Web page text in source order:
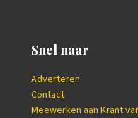
Snel naar
Adverteren
Contact
Meewerken aan Krant